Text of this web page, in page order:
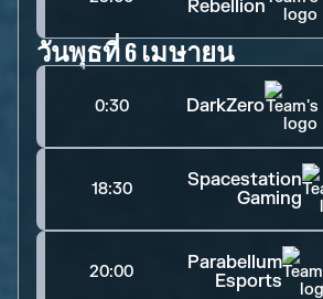
Rebellion
วันพุธที่ 6 เมษายน
0:30 DarkZero
18:30
Spacestation
Gaming
20:00
Parabellum
Esports